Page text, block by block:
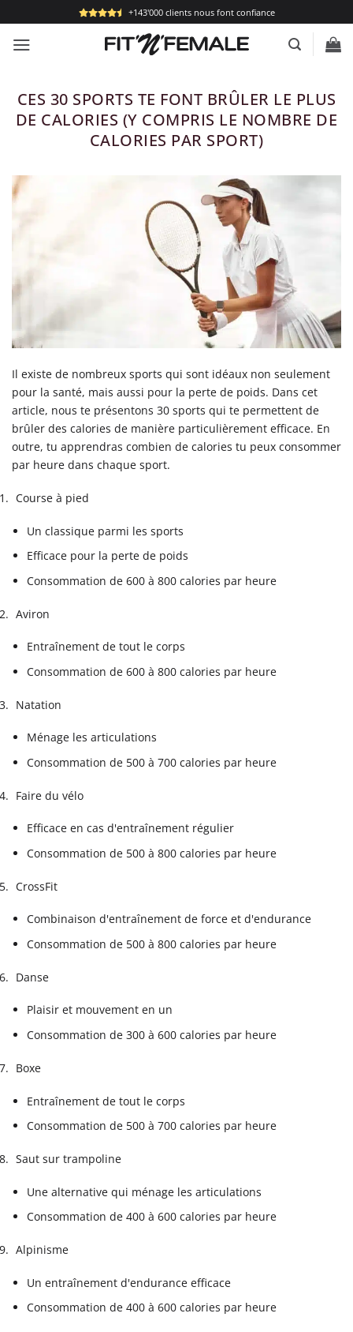
au
contenu
+143'000 clients nous font confiance
CES 30 SPORTS TE FONT BRÛLER LE PLUS
DE CALORIES (Y COMPRIS LE NOMBRE DE
CALORIES PAR SPORT)
Il existe de nombreux sports qui sont idéaux non seulement
pour la santé, mais aussi pour la perte de poids. Dans cet
article, nous te présentons 30 sports qui te permettent de
brûler des calories de manière particulièrement efficace. En
outre, tu apprendras combien de calories tu peux consommer
par heure dans chaque sport.
Course à pied
Un classique parmi les sports
Efficace pour la perte de poids
Consommation de 600 à 800 calories par heure
Aviron
Entraînement de tout le corps
Consommation de 600 à 800 calories par heure
Natation
Ménage les articulations
Consommation de 500 à 700 calories par heure
Faire du vélo
Efficace en cas d'entraînement régulier
Consommation de 500 à 800 calories par heure
CrossFit
Combinaison d'entraînement de force et d'endurance
Consommation de 500 à 800 calories par heure
Danse
Plaisir et mouvement en un
Consommation de 300 à 600 calories par heure
Boxe
Entraînement de tout le corps
Consommation de 500 à 700 calories par heure
Saut sur trampoline
Une alternative qui ménage les articulations
Consommation de 400 à 600 calories par heure
Alpinisme
Un entraînement d'endurance efficace
Consommation de 400 à 600 calories par heure